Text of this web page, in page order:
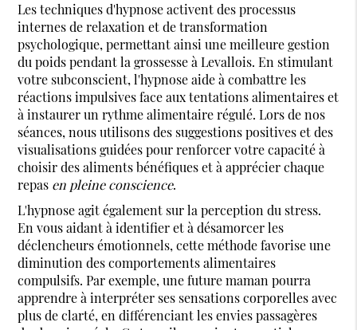
Les techniques d'hypnose activent des processus
internes de relaxation et de transformation
psychologique, permettant ainsi une meilleure gestion
du poids pendant la grossesse à Levallois. En stimulant
votre subconscient, l'hypnose aide à combattre les
réactions impulsives face aux tentations alimentaires et
à instaurer un rythme alimentaire régulé. Lors de nos
séances, nous utilisons des suggestions positives et des
visualisations guidées pour renforcer votre capacité à
choisir des aliments bénéfiques et à apprécier chaque
repas en pleine conscience.
L'hypnose agit également sur la perception du stress.
En vous aidant à identifier et à désamorcer les
déclencheurs émotionnels, cette méthode favorise une
diminution des comportements alimentaires
compulsifs. Par exemple, une future maman pourra
apprendre à interpréter ses sensations corporelles avec
plus de clarté, en différenciant les envies passagères